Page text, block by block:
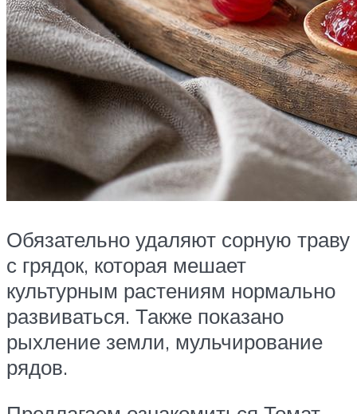
Обязательно удаляют сорную траву
с грядок, которая мешает
культурным растениям нормально
развиваться. Также показано
рыхление земли, мульчирование
рядов.